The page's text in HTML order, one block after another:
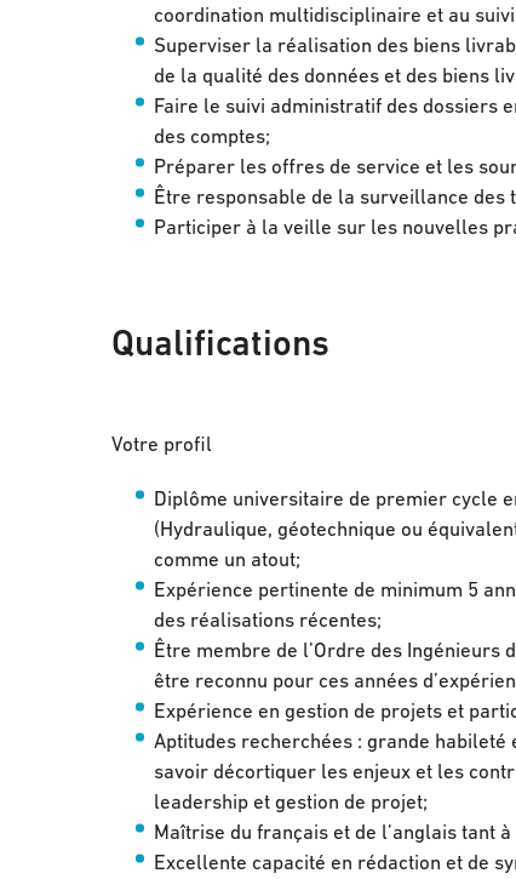
coordination multidisciplinaire et au
Superviser la réalisation des biens
de la qualité des données et des biens
Faire le suivi administratif des dossiers
des comptes;
Préparer les offres de service et les
Être responsable de la surveillance des
Participer à la veille sur les nouvelles
Qualifications
Votre profil
Diplôme universitaire de premier cycle
(Hydraulique, géotechnique ou
comme un atout;
Expérience pertinente de minimum 5
des réalisations récentes;
Être membre de l’Ordre des Ingénieurs
être reconnu pour ces années
Expérience en gestion de projets et
Aptitudes recherchées : grande habileté
savoir décortiquer les enjeux et les
leadership et gestion de projet;
Maîtrise du français et de l’anglais tant à
Excellente capacité en rédaction et de